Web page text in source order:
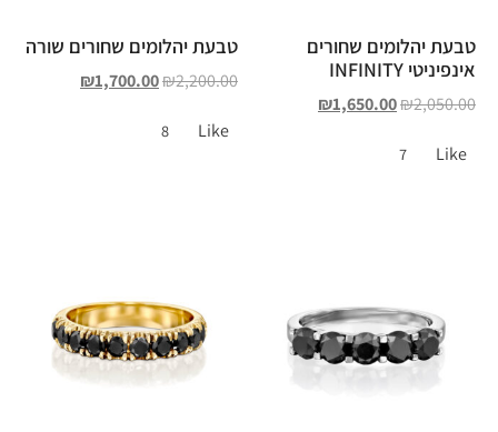
טבעת יהלומים שחורים
אינפיניטי INFINITY
₪2,050.00
₪1,650.00
Like
7
טבעת יהלומים שחורים שורה
₪2,200.00
₪1,700.00
Like
8